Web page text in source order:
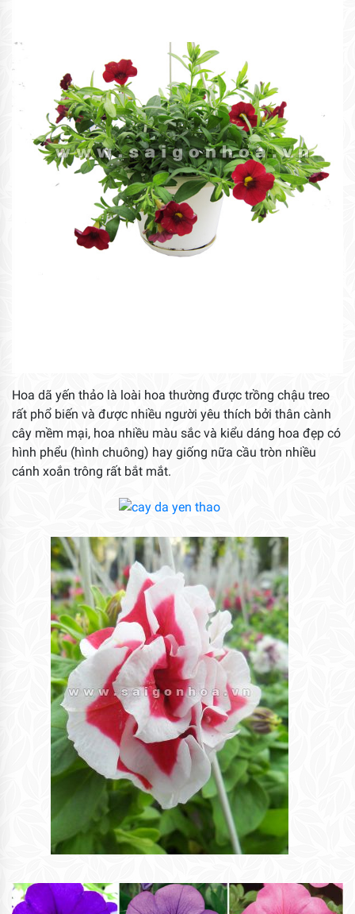
Hoa dã yến thảo là loài hoa thường được trồng chậu treo
rất phổ biến và được nhiều người yêu thích bởi thân cành
cây mềm mại, hoa nhiều màu sắc và kiểu dáng hoa đẹp có
hình phểu (hình chuông) hay giống nữa cầu tròn nhiều
cánh xoắn trông rất bắt mắt.